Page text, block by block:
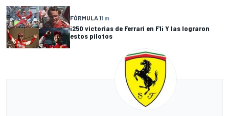
FÓRMULA 11 m
¡250 victorias de Ferrari en F1¡ Y las lograron
estos pilotos